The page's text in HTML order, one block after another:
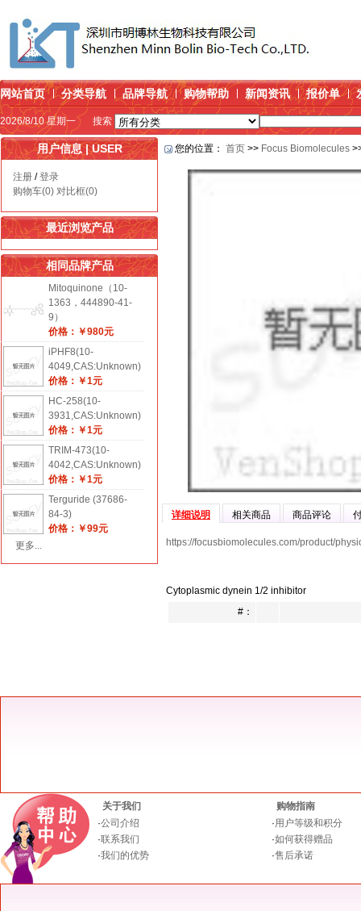
网站首页 分类导航 品牌导航 购物帮助 新闻资讯 报价单
2026/8/10 星期一 搜索
用户信息 | USER
注册 /登录
购物车(0) 对比框(0)
最近浏览产品
相同品牌产品
Mitoquinone（10-
1363，444890-41-
9）
价格：￥980元
iPHF8(10-
4049,CAS:Unknown)
价格：￥1元
HC-258(10-
3931,CAS:Unknown)
价格：￥1元
TRIM-473(10-
4042,CAS:Unknown)
价格：￥1元
Terguride (37686-
84-3)
价格：￥99元
更多...
您的位置： 首页 >> Focus Biomolecules
详细说明 相关商品 商品评论
https://focusbiomolecules.com/product/
Cytoplasmic dynein 1/2 inhibitor
#：
关于我们
·公司介绍
·联系我们
·我们的优势
购物指南
·用户等级和积分
·如何获得赠品
·售后承诺